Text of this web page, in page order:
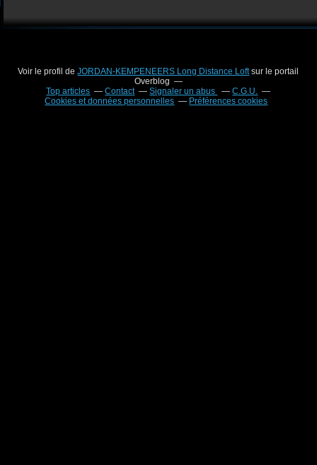
Voir le profil deJORDAN-KEMPENEERS Long Distance Loftsur le portail
Overblog
Top articles
Contact Signaler un abus
C.G.U.
Cookies et données personnelles
Préférences cookies